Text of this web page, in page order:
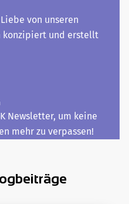
von unseren
konzipiert und erstellt
Newsletter, um keine
mehr zu verpassen!